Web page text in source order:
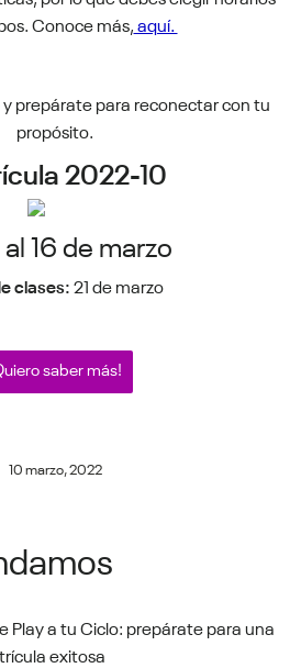
Conoce más,aquí.
prepárate para reconectar con tu
propósito.
2022-10
16 de marzo
clases:21 de marzo
saber más!
10 marzo, 2022
Play a tu Ciclo: prepárate para una
exitosa